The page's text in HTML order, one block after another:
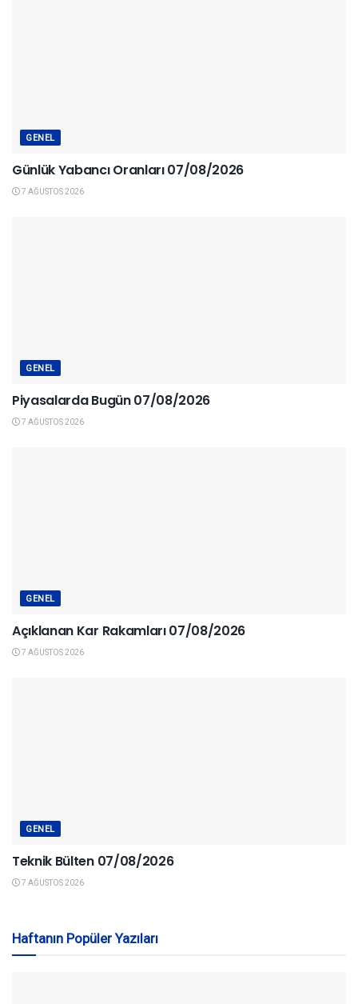
GENEL
Günlük Yabancı Oranları 07/08/2026
7 AĞUSTOS 2026
GENEL
Piyasalarda Bugün 07/08/2026
7 AĞUSTOS 2026
GENEL
Açıklanan Kar Rakamları 07/08/2026
7 AĞUSTOS 2026
GENEL
Teknik Bülten 07/08/2026
7 AĞUSTOS 2026
Haftanın Popüler Yazıları